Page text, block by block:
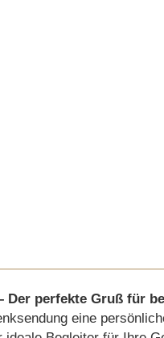
perfekte Gruß für
eine